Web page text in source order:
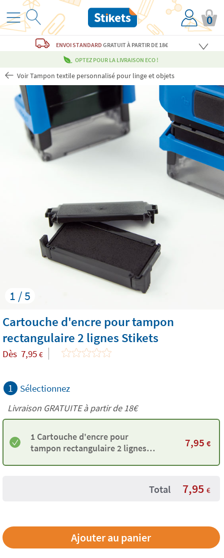
0
ENVOI STANDARDGRATUITÀ PARTIR DE 18€
OPTEZ POUR LA LIVRAISON ECO !
Voir Tampon textile personnalisé pour linge et objets
1 / 5
Cartouche d'encre pour tampon
rectangulaire 2 lignes Stikets
Dès 7,95 €
1 Sélectionnez
Livraison GRATUITE à partir de18€
1 Cartouche d'encre pour
tampon rectangulaire 2 lignes
7,95 €
Total 7,95 €